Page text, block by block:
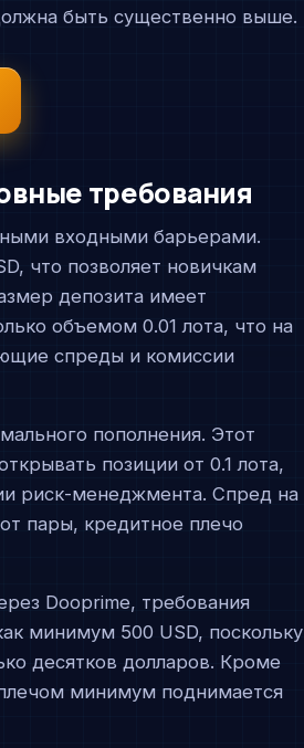
быть существенно выше.
требования
входными барьерами.
что позволяет новичкам
депозита имеет
объемом 0.01 лота, что на
спреды и комиссии
пополнения. Этот
позиции от 0.1 лота,
риск-менеджмента. Спред на
пары, кредитное плечо
Dooprime, требования
минимум 500 USD, поскольку
десятков долларов. Кроме
минимум поднимается